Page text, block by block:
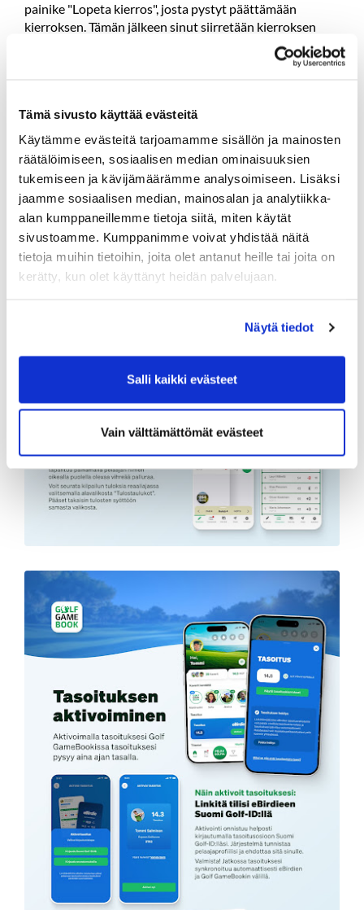
Tämä sivusto käyttää evästeitä
Käytämme evästeitä tarjoamamme sisällön ja mainosten
räätälöimiseen, sosiaalisen median ominaisuuksien
tukemiseen ja kävijämäärämme analysoimiseen. Lisäksi
jaamme sosiaalisen median, mainosalan ja analytiikka-
alan kumppaneillemme tietoja siitä, miten käytät
sivustoamme. Kumppanimme voivat yhdistää näitä
tietoja muihin tietoihin, joita olet antanut heille tai joita on
kerätty, kun olet käyttänyt heidän palvelujaan.
Näytä tiedot
Salli kaikki evästeet
Vain välttämättömät evästeet
painike "Lopeta kierros", josta pystyt päättämään
kierroksen. Tämän jälkeen sinut siirretään kierroksen
10. Yhteenvedosta näet tuloskortin ja pystyt vielä